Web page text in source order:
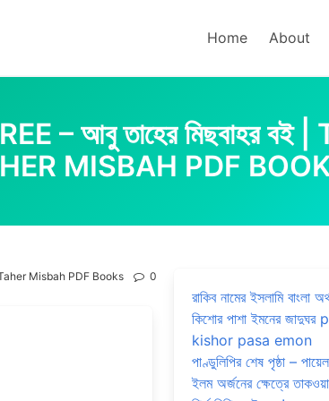
Home About
– আবু তাহের মিছবাহর বই
MISBAH PDF
Taher Misbah PDF Books 0
রাকিব নামের ইসলামি বাংলা
কিশোর পাশা ইমনের
kishor pasa emon
পাণ্ডুলিপির শেষ পৃষ্ঠা – পায়েল
ইলম অর্জনের ক্ষেত্রে